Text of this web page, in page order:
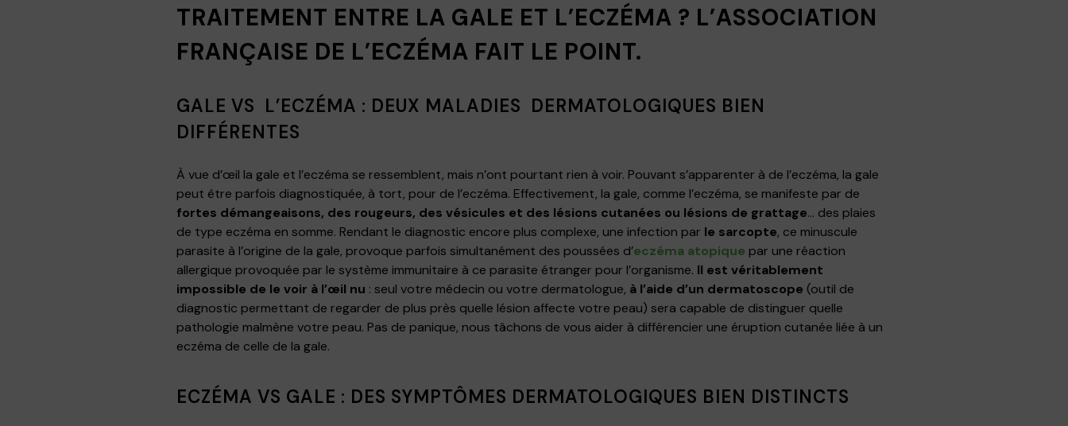
TRAITEMENT ENTRE LA GALE ET L’ECZÉMA ? L’ASSOCIATION
FRANÇAISE DE L’ECZÉMA FAIT LE POINT.
GALE VS L’ECZÉMA : DEUX MALADIES DERMATOLOGIQUES BIEN
DIFFÉRENTES
À vue d’œil la gale et l’eczéma se ressemblent, mais n’ont pourtant rien à voir. Pouvant s’apparenter à de l’eczéma, la gale
peut être parfois diagnostiquée, à tort, pour de l’eczéma. Effectivement, la gale, comme l’eczéma, se manifeste par de
fortes démangeaisons, des rougeurs, des vésicules et des lésions cutanées ou lésions de grattage… des plaies
de type eczéma en somme. Rendant le diagnostic encore plus complexe, une infection par le sarcopte, ce minuscule
parasite à l’origine de la gale, provoque parfois simultanément des poussées d’eczéma atopique par une réaction
allergique provoquée par le système immunitaire à ce parasite étranger pour l’organisme. Il est véritablement
impossible de le voir à l’œil nu : seul votre médecin ou votre dermatologue, à l’aide d’un dermatoscope (outil de
diagnostic permettant de regarder de plus près quelle lésion affecte votre peau) sera capable de distinguer quelle
pathologie malmène votre peau. Pas de panique, nous tâchons de vous aider à différencier une éruption cutanée liée à un
eczéma de celle de la gale.
ECZÉMA VS GALE : DES SYMPTÔMES DERMATOLOGIQUES BIEN DISTINCTS